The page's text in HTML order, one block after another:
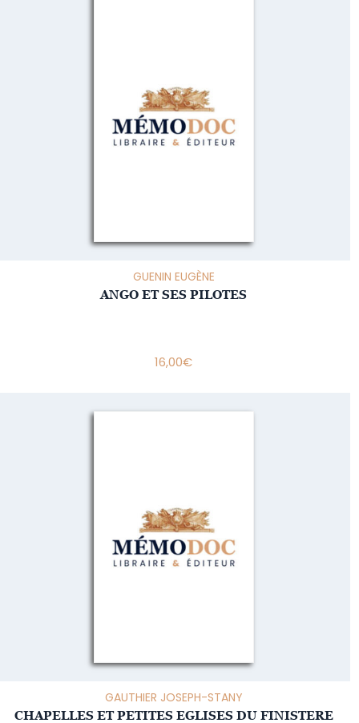
GUENIN EUGÈNE
ANGO ET SES PILOTES
16,00€
GAUTHIER JOSEPH-STANY
CHAPELLES ET PETITES EGLISES DU FINISTERE